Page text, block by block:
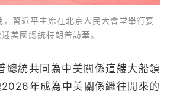
習近平主席在北京人民大會堂舉行宴
美國總統特朗普訪華。
統共同為中美關係這艘大船領
年成為中美關係繼往開來的